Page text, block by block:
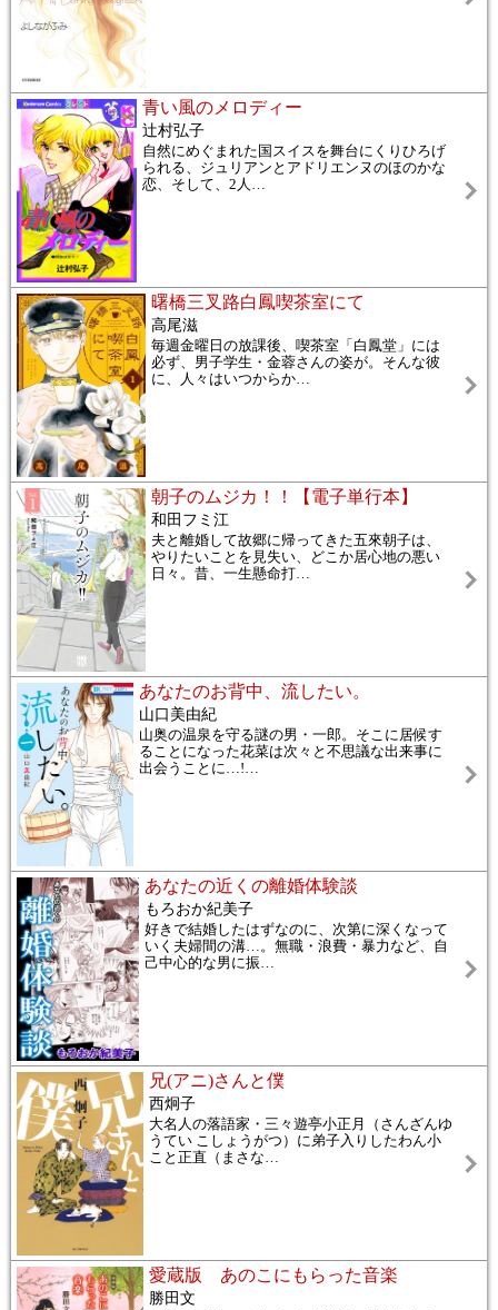
青い風のメロディー
辻村弘子
自然にめぐまれた国スイスを舞台にくりひろげ
られる、ジュリアンとアドリエンヌのほのかな
恋、そして、2人 …
曙橋三叉路白鳳喫茶室にて
高尾滋
毎週金曜日の放課後、喫茶室「白鳳堂」には
必ず、男子学生・金蓉さんの姿が。そんな彼
に、人々はいつからか…
朝子のムジカ！！【電子単行本】
和田フミ江
夫と離婚して故郷に帰ってきた五來朝子は、
やりたいことを見失い、どこか居心地の悪い
日々。昔、一生懸命打…
あなたのお背中、流したい。
山口美由紀
山奥の温泉を守る謎の男・一郎。そこに居候す
ることになった花菜は次々と不思議な出来事に
出会うことに…!…
あなたの近くの離婚体験談
もろおか紀美子
好きで結婚したはずなのに、次第に深くなって
いく夫婦間の溝…。無職・浪費・暴力など、自
己中心的な男に振…
兄(アニ)さんと僕
西炯子
大名人の落語家・三々遊亭小正月（さんざんゆ
うてい こしょうがつ）に弟子入りしたわん小
こと正直（まさな…
愛蔵版 あのこにもらった音楽
勝田文